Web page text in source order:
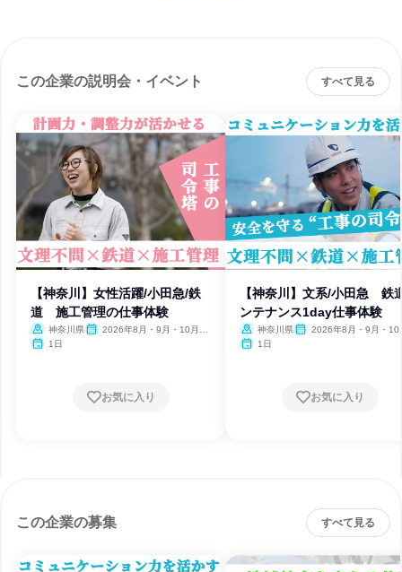
この企業の説明会・イベント すべて見る
【神奈川】女性活躍/小田急/鉄
道 施工管理の仕事体験
神奈川県
2026年8月・9月・10月・
1日
お気に入り
【神奈川】文系/小田急 鉄
ンテナンス1day仕事体験
神奈川県
2026年8月・9月・10
1日
お気に入り
この企業の募集 すべて見る